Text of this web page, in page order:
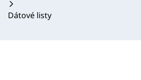
Dátové listy